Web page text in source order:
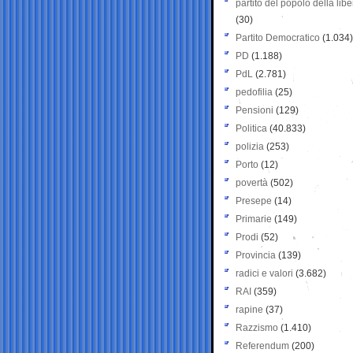
partito del popolo della
(30)
Partito Democratico (1.034)
PD (1.188)
PdL (2.781)
pedofilia (25)
Pensioni (129)
Politica (40.833)
polizia (253)
Porto (12)
povertà (502)
Presepe (14)
Primarie (149)
Prodi (52)
Provincia (139)
radici e valori (3.682)
RAI (359)
rapine (37)
Razzismo (1.410)
Referendum (200)